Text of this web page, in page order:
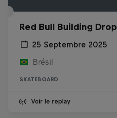
Red Bull Building Drop
25 Septembre 2025
Brésil
SKATEBOARD
Voir le replay